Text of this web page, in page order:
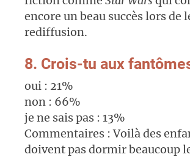
encore un beau succès lors de
rediffusion.
8. Crois-tu aux
oui : 21%
non : 66%
je ne sais pas : 13%
Commentaires : Voilà des
doivent pas dormir beaucoup